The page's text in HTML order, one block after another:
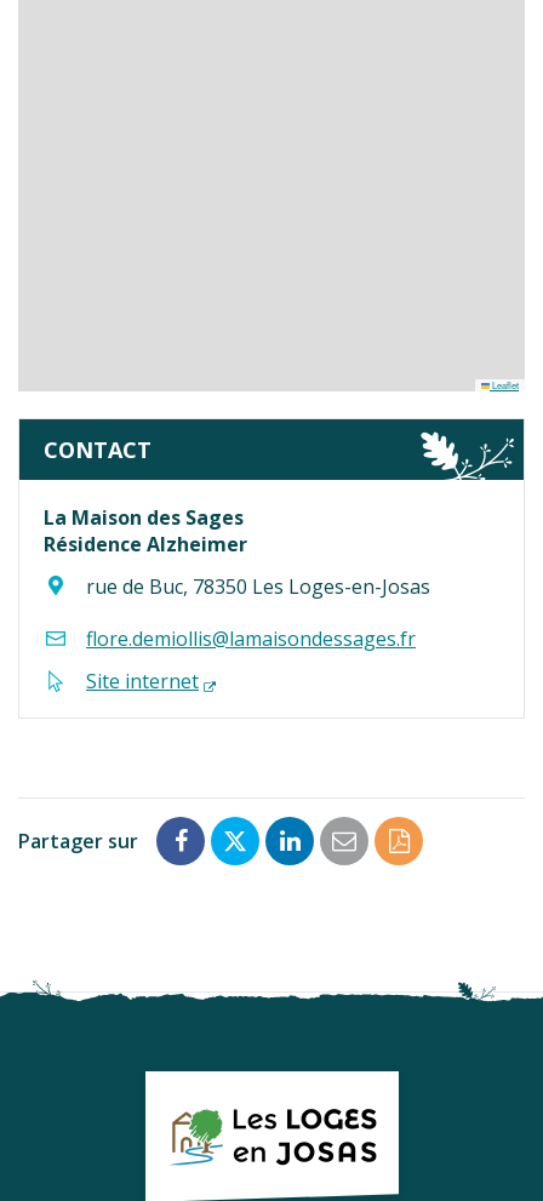
Leaflet
CONTACT
La Maison des Sages
Résidence Alzheimer
rue de Buc, 78350 Les Loges-en-Josas
flore.demiollis@lamaisondessages.fr
Site internet
Partager sur
PartagerPartagerPartager
PartagerEnregistrer